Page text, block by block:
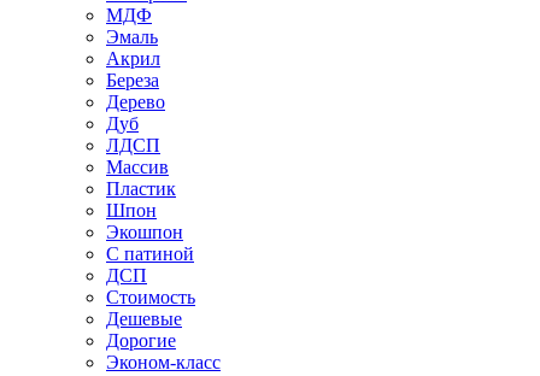
МДФ
Эмаль
Акрил
Береза
Дерево
Дуб
ЛДСП
Массив
Пластик
Шпон
Экошпон
С патиной
ДСП
Стоимость
Дешевые
Дорогие
Эконом-класс